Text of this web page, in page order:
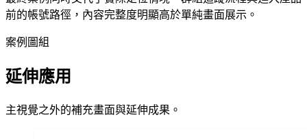
前的帳號路徑，內容完整度明顯高於單純畫面展示。
案例圖組
延伸應用
主視覺之外的補充畫面與延伸成果。